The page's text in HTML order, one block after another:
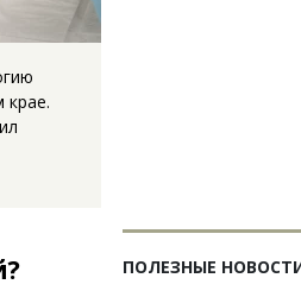
крае.
ПОЛЕЗНЫЕ